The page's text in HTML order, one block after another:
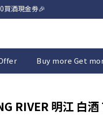
Buy more Get
RIVER 明江 白